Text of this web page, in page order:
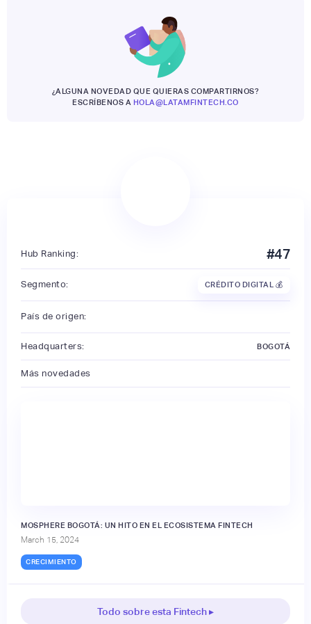
¿ALGUNA NOVEDAD QUE QUIERAS COMPARTIRNOS?
ESCRÍBENOS A HOLA@LATAMFINTECH.CO
Hub Ranking: #47
Segmento: CRÉDITO DIGITAL 💰
País de origen:
Headquarters: BOGOTÁ
Más novedades
MOSPHERE BOGOTÁ: UN HITO EN EL ECOSISTEMA FINTECH
March 15, 2024
CRECIMIENTO
Todo sobre esta Fintech ▸